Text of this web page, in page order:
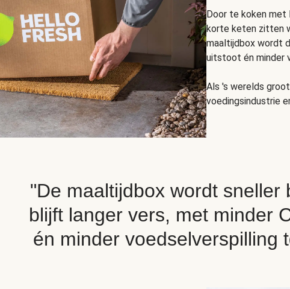
Door te koken met
korte keten zitten
maaltijdbox wordt
uitstoot én minder
Als 's werelds
voedingsindustrie
"De maaltijdbox wordt sneller
blijft langer vers, met minder
én minder voedselverspilling